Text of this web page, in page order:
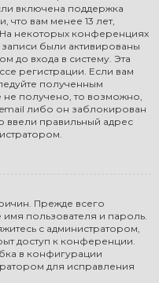
включена поддержка
что вам менее 13 лет,
некоторых конференциях
были активированы
до входа в систему. Эта
регистрации. Если вам
полученным
получено, то возможно,
либо он заблокирован
ввели правильный адрес
Прежде всего
имя пользователя и пароль.
с администратором,
доступ к конференции.
в конфигурации
для исправления